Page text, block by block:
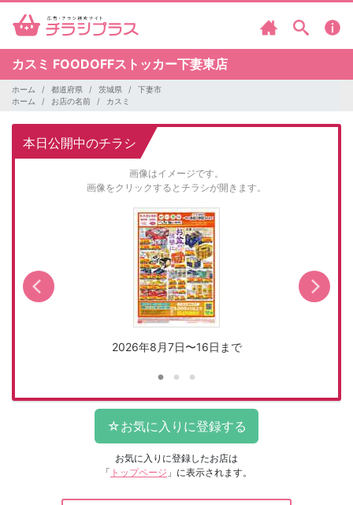
カスミ FOODOFFストッカー下妻東店
ホーム 都道府県 茨城県
下妻市
ホーム
お店の名前 カスミ
本日公開中のチラシ
画像はイメージです。
画像をクリックするとチラシが開きます。
2026年8月7日〜16日まで
お気に入りに登録したお店は
「 トップページ 」に表示されます。